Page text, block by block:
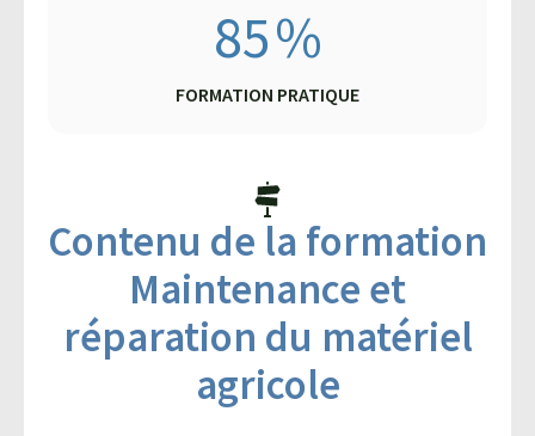
85%
FORMATION PRATIQUE
Contenu de la formation
Maintenance et
réparation du matériel
agricole